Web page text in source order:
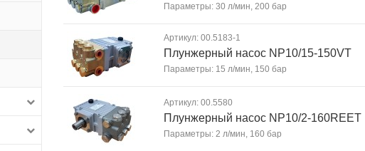
Параметры: 30 л/мин, 200 бар
Артикул: 00.5183-1
Плунжерный насос NP10/15-150VT
Параметры: 15 л/мин, 150 бар
Артикул: 00.5580
Плунжерный насос NP10/2-160REET
Параметры: 2 л/мин, 160 бар